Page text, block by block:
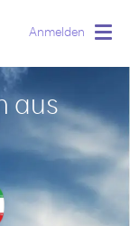
Anmelden
aus